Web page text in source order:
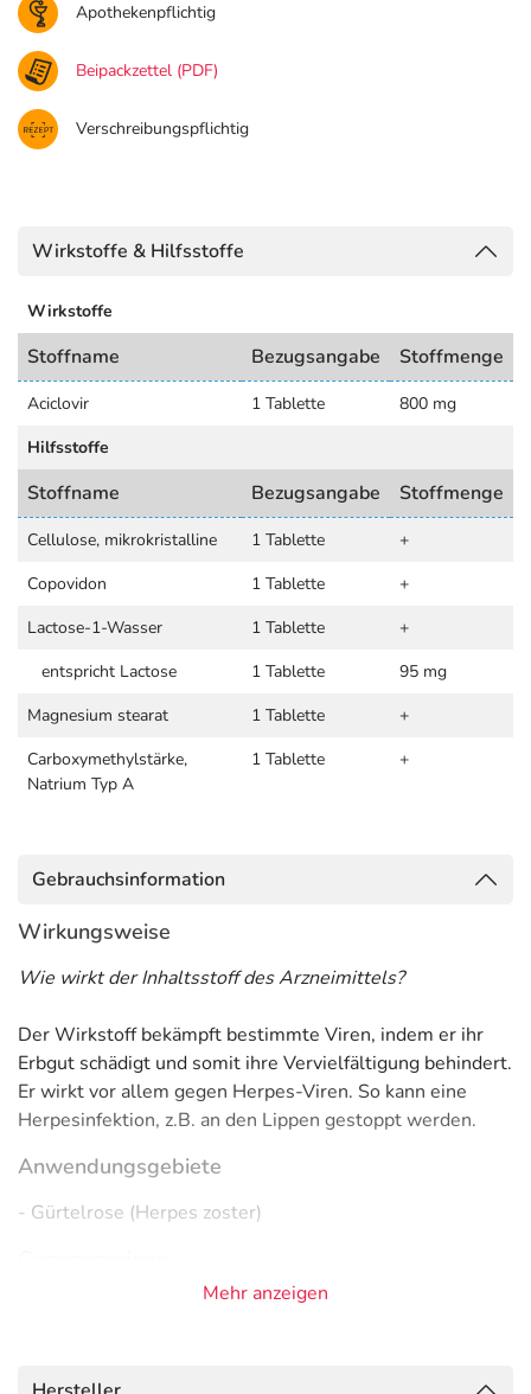
Apothekenpflichtig
Beipackzettel (PDF)
Verschreibungspflichtig
Wirkstoffe & Hilfsstoffe
Wirkstoffe
Stoffname Bezugsangabe Stoffmenge
Aciclovir 1 Tablette
800 mg
Hilfsstoffe
Stoffname Bezugsangabe Stoffmenge
Cellulose, mikrokristalline 1 Tablette
+
Copovidon
1 Tablette
+
Lactose-1-Wasser
1 Tablette
+
entspricht Lactose
1 Tablette
95 mg
Magnesium stearat
1 Tablette
+
Carboxymethylstärke,
Natrium Typ A
1 Tablette +
Gebrauchsinformation
Wirkungsweise
Wie wirkt der Inhaltsstoff des Arzneimittels?
Der Wirkstoff bekämpft bestimmte Viren, indem er ihr
Erbgut schädigt und somit ihre Vervielfältigung behindert.
Er wirkt vor allem gegen Herpes-Viren. So kann eine
Herpesinfektion, z.B. an den Lippen gestoppt werden.
Anwendungsgebiete
- Gürtelrose (Herpes zoster)
Was spricht gegen eine Anwendung?
Mehr anzeigen